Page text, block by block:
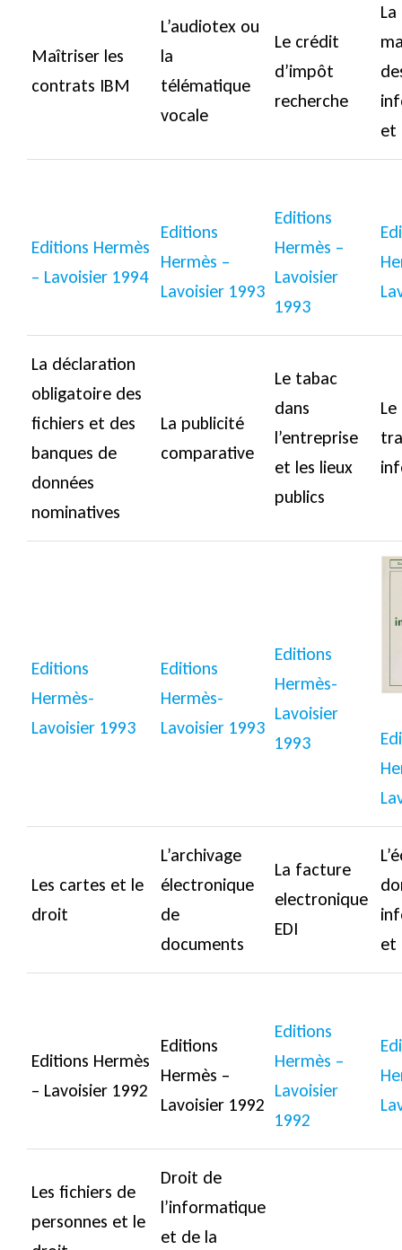
Maîtriser les
contrats IBM
L’audiotex ou
la
télématique
vocale
Le crédit
d’impôt
recherche
La
et
Editions Hermès
– Lavoisier 1994
Editions
Hermès –
Lavoisier 1993
Editions
Hermès –
Lavoisier
1993
La déclaration
obligatoire des
fichiers et des
banques de
données
nominatives
La publicité
comparative
Le tabac
dans
l’entreprise
et les lieux
publics
Editions
Hermès-
Lavoisier 1993
Editions
Hermès-
Lavoisier 1993
Editions
Hermès-
Lavoisier
1993
Les cartes et le
droit
L’archivage
électronique
de
documents
La facture
electronique
EDI
et
Editions Hermès
– Lavoisier 1992
Editions
Hermès –
Lavoisier 1992
Editions
Hermès –
Lavoisier
1992
Les fichiers de
personnes et le
Droit de
l’informatique
et de la